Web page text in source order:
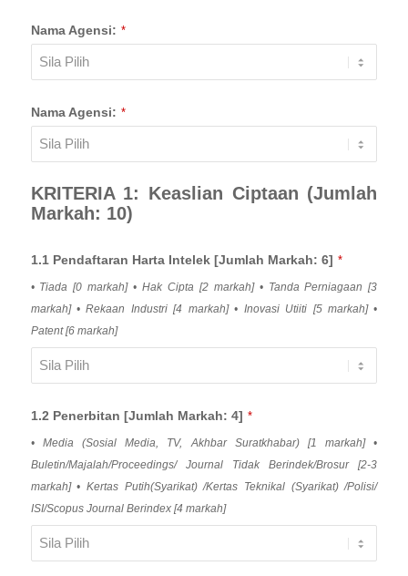
Nama Agensi: *
Nama Agensi: *
KRITERIA 1: Keaslian Ciptaan (Jumlah
Markah: 10)
1.1 Pendaftaran Harta Intelek [Jumlah Markah: 6] *
• Tiada [0 markah] • Hak Cipta [2 markah] • Tanda Perniagaan [3
markah] • Rekaan Industri [4 markah] • Inovasi Utiiti [5 markah] •
Patent [6 markah]
1.2 Penerbitan [Jumlah Markah: 4] *
• Media (Sosial Media, TV, Akhbar Suratkhabar) [1 markah] •
Buletin/Majalah/Proceedings/ Journal Tidak Berindek/Brosur [2-3
markah] • Kertas Putih(Syarikat) /Kertas Teknikal (Syarikat) /Polisi/
ISI/Scopus Journal Berindex [4 markah]